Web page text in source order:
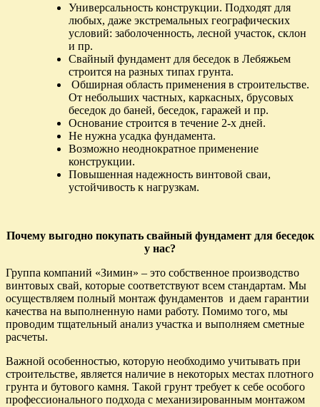
Универсальность конструкции. Подходят для
любых, даже экстремальных географических
условий: заболоченность, лесной участок, склон
и пр.
Свайный фундамент для беседок в Лебяжьем
строится на разных типах грунта.
Обширная область применения в строительстве.
От небольших частных, каркасных, брусовых
беседок до баней, беседок, гаражей и пр.
Основание строится в течение 2-х дней.
Не нужна усадка фундамента.
Возможно неоднократное применение
конструкции.
Повышенная надежность винтовой сваи,
устойчивость к нагрузкам.
Почему выгодно покупать cвайный фундамент для беседок
у нас?
Группа компаний «Зимин» – это собственное производство
винтовых свай, которые соответствуют всем стандартам. Мы
осуществляем полный монтаж фундаментов и даем гарантии
качества на выполненную нами работу. Помимо того, мы
проводим тщательный анализ участка и выполняем сметные
расчеты.
Важной особенностью, которую необходимо учитывать при
строительстве, является наличие в некоторых местах плотного
грунта и бутового камня. Такой грунт требует к себе особого
профессионального подхода с механизированным монтажом